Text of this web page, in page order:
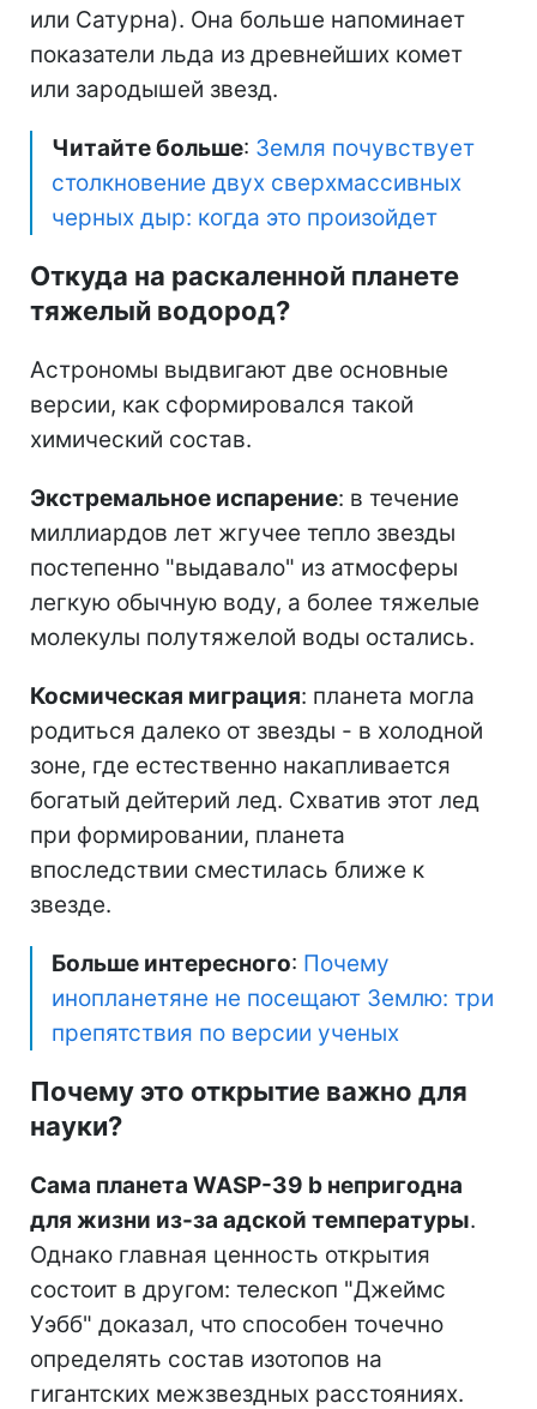
или Сатурна). Она больше напоминает
показатели льда из древнейших комет
или зародышей звезд.
Читайте больше: Земля почувствует
столкновение двух сверхмассивных
черных дыр: когда это произойдет
Откуда на раскаленной планете
тяжелый водород?
Астрономы выдвигают две основные
версии, как сформировался такой
химический состав.
Экстремальное испарение: в течение
миллиардов лет жгучее тепло звезды
постепенно "выдавало" из атмосферы
легкую обычную воду, а более тяжелые
молекулы полутяжелой воды остались.
Космическая миграция: планета могла
родиться далеко от звезды - в холодной
зоне, где естественно накапливается
богатый дейтерий лед. Схватив этот лед
при формировании, планета
впоследствии сместилась ближе к
звезде.
Больше интересного: Почему
инопланетяне не посещают Землю: три
препятствия по версии ученых
Почему это открытие важно для
науки?
Сама планета WASP-39 b непригодна
для жизни из-за адской температуры.
Однако главная ценность открытия
состоит в другом: телескоп "Джеймс
Уэбб" доказал, что способен точечно
определять состав изотопов на
гигантских межзвездных расстояниях.